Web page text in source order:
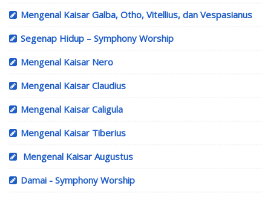
Mengenal Kaisar Galba, Otho, Vitellius, dan Vespasianus
Segenap Hidup – Symphony Worship
Mengenal Kaisar Nero
Mengenal Kaisar Claudius
Mengenal Kaisar Caligula
Mengenal Kaisar Tiberius
Mengenal Kaisar Augustus
Damai - Symphony Worship